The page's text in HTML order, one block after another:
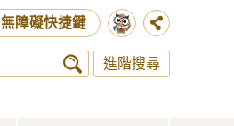
無障礙快捷鍵
進階搜尋